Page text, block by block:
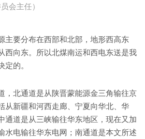
会主任）
主要分布在西部和北部，地形西高东
西向东。所以北煤南运和西电东送是我
的。
，北通道是从陕晋蒙能源金三角输往京
从新疆和河西走廊、宁夏向华北、华
通道是从三峡输往华东地区，现在又加
水电输往华东电网；南通道是本文所述